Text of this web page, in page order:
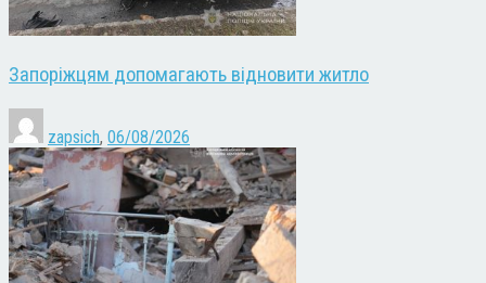
Запоріжцям допомагають відновити житло
zapsich, 06/08/2026